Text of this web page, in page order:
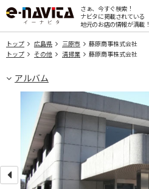
さぁ、今すぐ検索！
ナビタに掲載されている
地元のお店の情報が満載！
トップ 広島県 三原市
藤原商事株式会社
トップ
その他 清掃業 藤原商事株式会社
アルバム